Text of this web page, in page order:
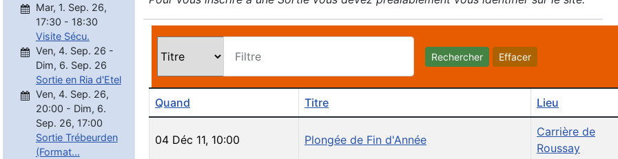
Mar, 1. Sep. 26,
17:30 - 18:30
Visite Sécu.
Ven, 4. Sep. 26 -
Dim, 6. Sep. 26
Sortie en Ria d'Etel
Ven, 4. Sep. 26,
20:00 - Dim, 6.
Sep. 26, 17:00
Sortie Trébeurden
(Format...
Filtre Rechercher Effacer
Quand Titre Lieu
04 Déc 11, 10:00 Plongée de Fin d'Année
Carrière de
Roussay